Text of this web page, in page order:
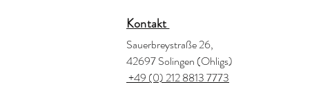
Kontakt
Sauerbreystraße 26,
42697 Solingen (Ohligs)
+49 (0) 212 8813 7773